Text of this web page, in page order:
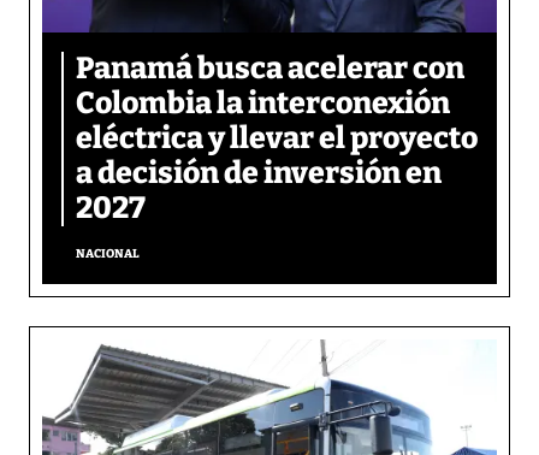
Panamá busca acelerar con
Colombia la interconexión
eléctrica y llevar el proyecto
a decisión de inversión en
2027
NACIONAL